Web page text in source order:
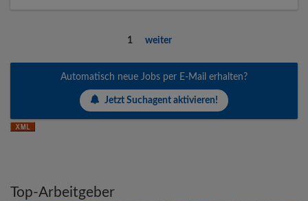
1 weiter
Automatisch neue Jobs per E-Mail erhalten?
Jetzt Suchagent aktivieren!
Top-Arbeitgeber